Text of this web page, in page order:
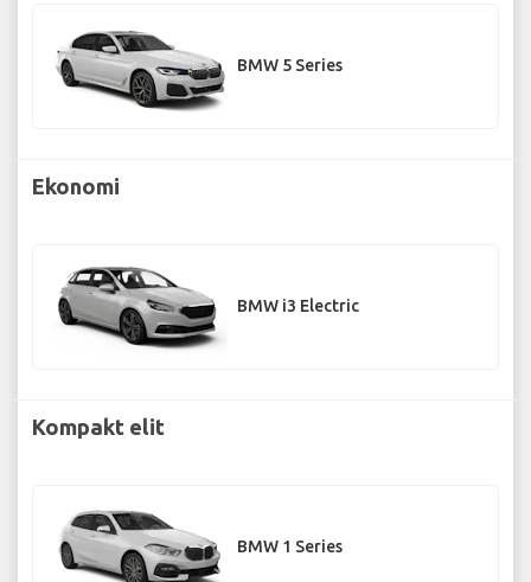
BMW 5 Series
Ekonomi
BMW i3 Electric
Kompakt elit
BMW 1 Series